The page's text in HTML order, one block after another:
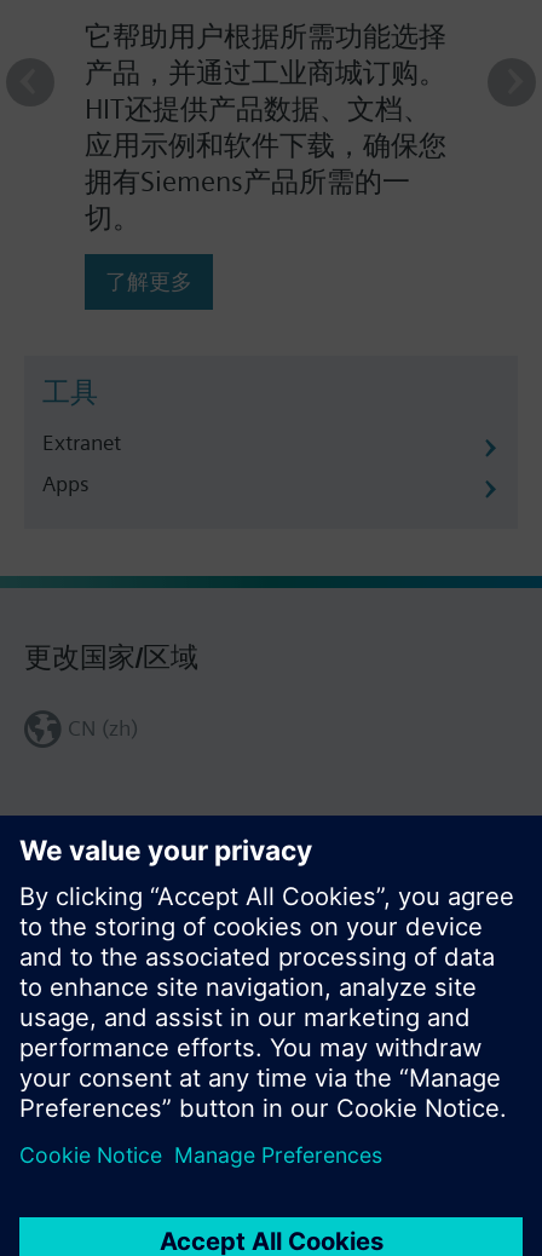
它帮助用户根据所需功能选择
产品，并通过工业商城订购。
HIT还提供产品数据、文档、
应用示例和软件下载，确保您
拥有Siemens产品所需的一
切。
了解更多
工具
Extranet
Apps
更改国家/区域
CN (zh)